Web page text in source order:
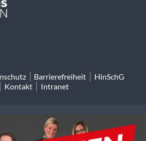
Barrierefreiheit
HinSchG
Kontakt Intranet